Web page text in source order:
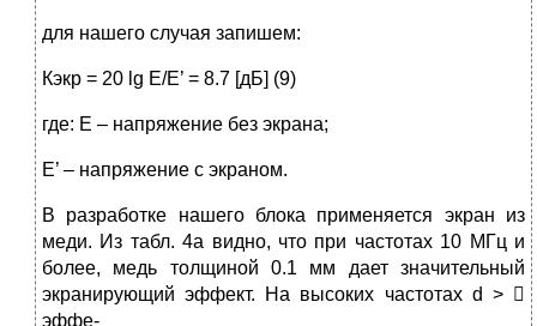
для нашего случая запишем:
Кэкр = 20 lg E/E’ = 8.7 [дБ] (9)
где: Е – напряжение без экрана;
E’ – напряжение с экраном.
В разработке нашего блока применяется экран из
меди. Из табл. 4а видно, что при частотах 10 МГц и
более, медь толщиной 0.1 мм дает значительный
экранирующий эффект. На высоких частотах d > 
эффе-